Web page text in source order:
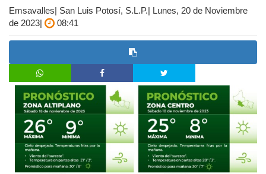
Emsavalles| San Luis Potosí, S.L.P.| Lunes, 20 de Noviembre
de 2023|
08:41